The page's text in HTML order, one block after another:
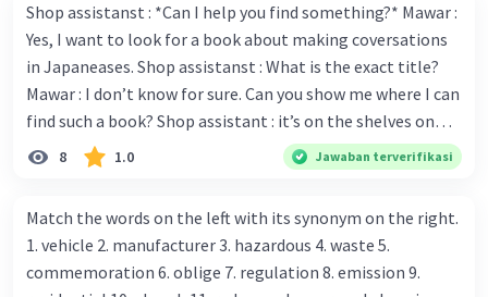
Shop assistanst : *Can I help you find something?* Mawar :
Yes, I want to look for a book about making coversations
in Japaneases. Shop assistanst : What is the exact title?
Mawar : I don’t know for sure. Can you show me where I can
find such a book? Shop assistant : it’s on the shelves on
the corner in the foreign language section. Mawar : O.K.,
thanks. Is there any discount for every purchase? Shop
for all items. Mawar : Great. The, may I see the catalog?
Shop assistant : Sure. You can use this computer to check
our books. Mawar : Yes. Thanks you Shop assistant : *Is
8 1.0 Jawaban terverifikasi
Match the words on the left with its synonym on the right.
1. vehicle 2. manufacturer 3. hazardous 4. waste 5.
commemoration 6. oblige 7. regulation 8. emission 9.